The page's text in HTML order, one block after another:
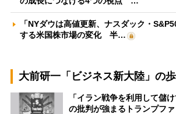
「NYダウは高値更新、ナスダック・
する米国株市場の変化 半…
大前研一「ビジネス新大陸」の
「イラン戦争を利用して儲
の批判が強まるトランプフ